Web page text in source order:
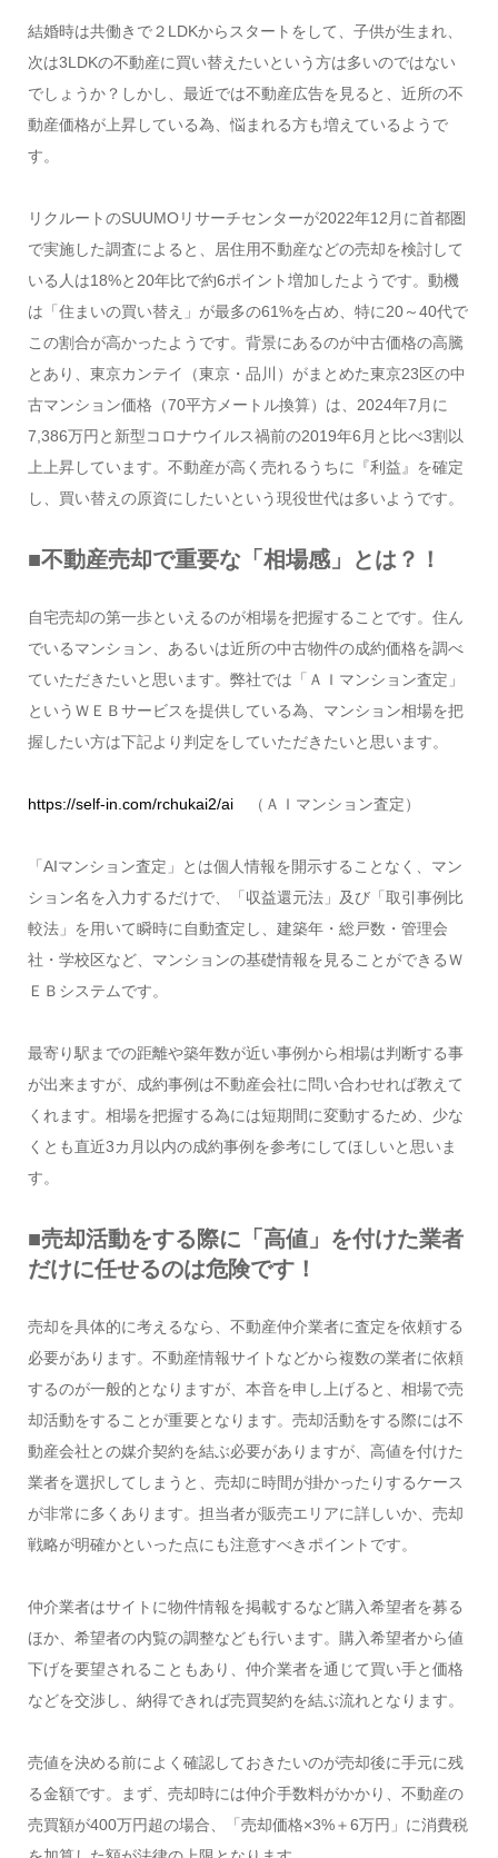
結婚時は共働きで２LDKからスタートをして、子供が生まれ、
次は3LDKの不動産に買い替えたいという方は多いのではない
でしょうか？しかし、最近では不動産広告を見ると、近所の不
動産価格が上昇している為、悩まれる方も増えているようで
す。
リクルートのSUUMOリサーチセンターが2022年12月に首都圏
で実施した調査によると、居住用不動産などの売却を検討して
いる人は18%と20年比で約6ポイント増加したようです。動機
は「住まいの買い替え」が最多の61%を占め、特に20～40代で
この割合が高かったようです。背景にあるのが中古価格の高騰
とあり、東京カンテイ（東京・品川）がまとめた東京23区の中
古マンション価格（70平方メートル換算）は、2024年7月に
7,386万円と新型コロナウイルス禍前の2019年6月と比べ3割以
上上昇しています。不動産が高く売れるうちに『利益』を確定
し、買い替えの原資にしたいという現役世代は多いようです。
■不動産売却で重要な「相場感」とは？！
自宅売却の第一歩といえるのが相場を把握することです。住ん
でいるマンション、あるいは近所の中古物件の成約価格を調べ
ていただきたいと思います。弊社では「ＡＩマンション査定」
というＷＥＢサービスを提供している為、マンション相場を把
握したい方は下記より判定をしていただきたいと思います。
https://self-in.com/rchukai2/ai（ＡＩマンション査定）
「AIマンション査定」とは個人情報を開示することなく、マン
ション名を入力するだけで、「収益還元法」及び「取引事例比
較法」を用いて瞬時に自動査定し、建築年・総戸数・管理会
社・学校区など、マンションの基礎情報を見ることができるＷ
ＥＢシステムです。
最寄り駅までの距離や築年数が近い事例から相場は判断する事
が出来ますが、成約事例は不動産会社に問い合わせれば教えて
くれます。相場を把握する為には短期間に変動するため、少な
くとも直近3カ月以内の成約事例を参考にしてほしいと思いま
す。
■売却活動をする際に「高値」を付けた業者
だけに任せるのは危険です！
売却を具体的に考えるなら、不動産仲介業者に査定を依頼する
必要があります。不動産情報サイトなどから複数の業者に依頼
するのが一般的となりますが、本音を申し上げると、相場で売
却活動をすることが重要となります。売却活動をする際には不
動産会社との媒介契約を結ぶ必要がありますが、高値を付けた
業者を選択してしまうと、売却に時間が掛かったりするケース
が非常に多くあります。担当者が販売エリアに詳しいか、売却
戦略が明確かといった点にも注意すべきポイントです。
仲介業者はサイトに物件情報を掲載するなど購入希望者を募る
ほか、希望者の内覧の調整なども行います。購入希望者から値
下げを要望されることもあり、仲介業者を通じて買い手と価格
などを交渉し、納得できれば売買契約を結ぶ流れとなります。
売値を決める前によく確認しておきたいのが売却後に手元に残
る金額です。まず、売却時には仲介手数料がかかり、不動産の
売買額が400万円超の場合、「売却価格×3%＋6万円」に消費税